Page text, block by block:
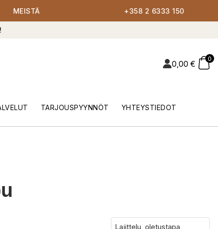
MEISTÄ +358 2 6333 150
0,00 €
0
TARJOUSPYYNNÖT YHTEYSTIEDOT